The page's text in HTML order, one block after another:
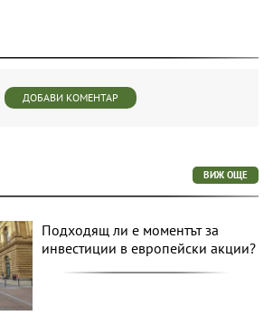
ДОБАВИ КОМЕНТАР
ВИЖ ОЩЕ
Подходящ ли е моментът за
инвестиции в европейски акции?